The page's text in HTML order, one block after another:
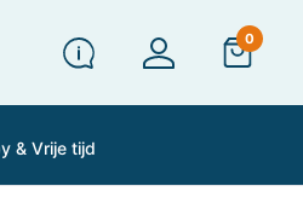
0
& Vrije tijd